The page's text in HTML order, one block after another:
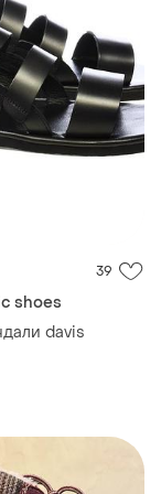
39
shoes
davis